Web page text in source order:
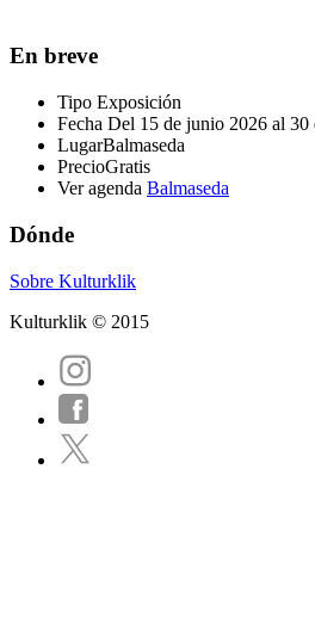
En breve
Tipo Exposición
Fecha Del 15 de junio 2026 al 30
LugarBalmaseda
PrecioGratis
Ver agenda Balmaseda
Dónde
Sobre Kulturklik
Kulturklik © 2015